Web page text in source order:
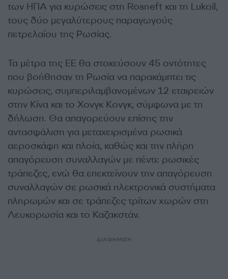
των ΗΠΑ για κυρώσεις στη Rosneft και τη Lukoil,
τους δύο μεγαλύτερους παραγωγούς
πετρελαίου της Ρωσίας.
Τα μέτρα της ΕΕ θα στοχεύσουν 45 οντότητες
που βοήθησαν τη Ρωσία να παρακάμπτει τις
κυρώσεις, συμπεριλαμβανομένων 12 εταιρειών
στην Κίνα και το Χονγκ Κονγκ, σύμφωνα με τη
δήλωση. Θα απαγορεύουν επίσης την
αντασφάλιση για μεταχειρισμένα ρωσικά
αεροσκάφη και πλοία, καθώς και την πλήρη
απαγόρευση συναλλαγών με πέντε ρωσικές
τράπεζες, ενώ θα επεκτείνουν την απαγόρευση
συναλλαγών σε ρωσικά ηλεκτρονικά συστήματα
πληρωμών και σε τράπεζες τρίτων χωρών στη
Λευκορωσία και το Καζακστάν.
ΔΙΑΦΗΜΙΣΗ